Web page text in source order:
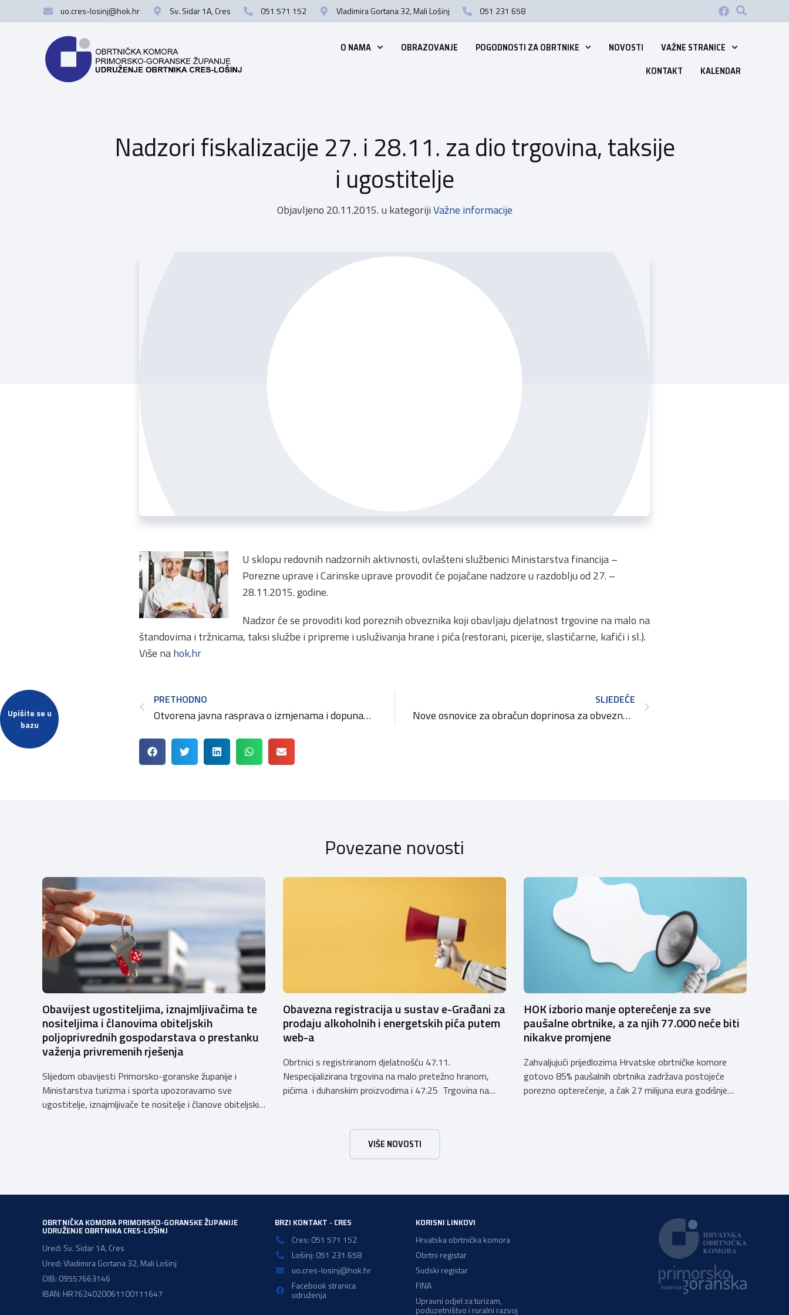
Upišite se u
bazu
uo.cres-losinj@hok.hr Sv. Sidar 1A, Cres 051 571 152 Vladimira Gortana 32, Mali Lošinj 051 231 658
O NAMA OBRAZOVANJE POGODNOSTI ZA OBRTNIKE NOVOSTI
VAŽNE STRANICE
KONTAKT
KALENDAR
Nadzori fiskalizacije 27. i 28.11. za dio trgovina, taksije
i ugostitelje
Objavljeno 20.11.2015. u kategorijiVažne informacije
U sklopu redovnih nadzornih aktivnosti, ovlašteni službenici Ministarstva financija –
Porezne uprave i Carinske uprave provodit će pojačane nadzore u razdoblju od 27. –
28.11.2015. godine.
Nadzor će se provoditi kod poreznih obveznika koji obavljaju djelatnost trgovine na malo na
štandovima i tržnicama, taksi službe i pripreme i usluživanja hrane i pića (restorani, picerije, slastičarne, kafići i sl.).
Više nahok.hr
PRETHODNO
Otvorena javna rasprava o izmjenama i dopunama Statuta HOK-a
SLJEDEĆE
Nove osnovice za obračun doprinosa za obvezna osiguranja za 2016.
Povezane novosti
Obavijest ugostiteljima, iznajmljivačima te
nositeljima i članovima obiteljskih
poljoprivrednih gospodarstava o prestanku
važenja privremenih rješenja
Slijedom obavijesti Primorsko-goranske županije i
Ministarstva turizma i sporta upozoravamo sve
ugostitelje, iznajmljivače te nositelje i članove obiteljskih
Obavezna registracija u sustav e-Građani za
prodaju alkoholnih i energetskih pića putem
web-a
Obrtnici s registriranom djelatnošću 47.11.
Nespecijalizirana trgovina na malo pretežno hranom,
pićima i duhanskim proizvodima i 47.25 Trgovina na
uskladiti svoje poslovne procese i osigurati tehničko
rješenje za vjerodostojnu provjeru punoljetnosti kupca
putem sustava e-Građani ili putem mobilne […]
HOK izborio manje opterećenje za sve
paušalne obrtnike, a za njih 77.000 neće biti
nikakve promjene
Zahvaljujući prijedlozima Hrvatske obrtničke komore
gotovo 85% paušalnih obrtnika zadržava postojeće
porezno opterećenje, a čak 27 milijuna eura godišnje
VIŠE NOVOSTI
OBRTNIČKA KOMORA PRIMORSKO-GORANSKE ŽUPANIJE
UDRUŽENJE OBRTNIKA CRES-LOŠINJ
Ured: Sv. Sidar 1A, Cres
Ured: Vladimira Gortana 32, Mali Lošinj
OIB: 09557663146
IBAN: HR7624020061100111647
BRZI KONTAKT - CRES
Cres: 051 571 152
Lošinj: 051 231 658
uo.cres-losinj@hok.hr
Facebook stranica
udruženja
KORISNI LINKOVI
Hrvatska obrtnička komora
Obrtni registar
Sudski registar
FINA
Upravni odjel za turizam,
poduzetništvo i ruralni razvoj